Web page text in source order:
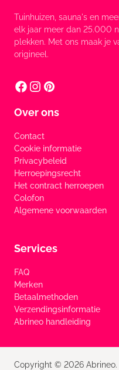
Tuinhuizen, sauna's en
elk jaar meer dan 25.000
plekken. Met ons maak je
origineel.
Over ons
Contact
Cookie informatie
Privacybeleid
Herroepingsrecht
Het contract herroepen
Colofon
Algemene voorwaarden
Services
FAQ
Merken
Betaalmethoden
Verzendingsinformatie
Abrineo handleiding
Copyright © 2026